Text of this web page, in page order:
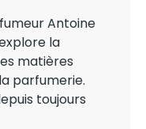
Antoine
la
matières
parfumerie.
toujours